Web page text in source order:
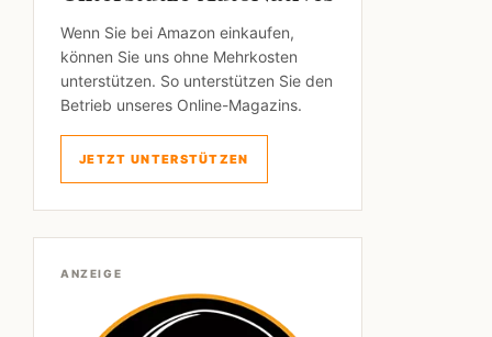
Wenn Sie bei Amazon einkaufen,
können Sie uns ohne Mehrkosten
unterstützen. So unterstützen Sie den
Betrieb unseres Online-Magazins.
JETZT UNTERSTÜTZEN
ANZEIGE